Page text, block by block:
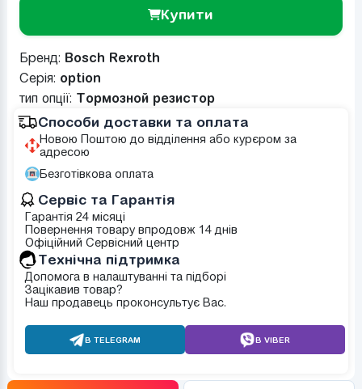
Купити
Бренд: Bosch Rexroth
Серія: option
тип опції: Тормозной резистор
Способи доставки та оплата
Новою Поштою до відділення або курєром за
адресою
Безготівкова оплата
Сервіс та Гарантія
Гарантія 24 місяці
Повернення товару впродовж 14 днів
Офіційний Сервісний центр
Tехнічна підтримка
Допомога в налаштуванні та підборі
Зацікавив товар?
Наш продавець проконсультує Вас.
В TELEGRAM В VIBER